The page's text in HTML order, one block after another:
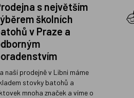
s největším
školních
v Praze a
naší prodejně v Libni máme
stovky batohů a
mnoha značek a víme o